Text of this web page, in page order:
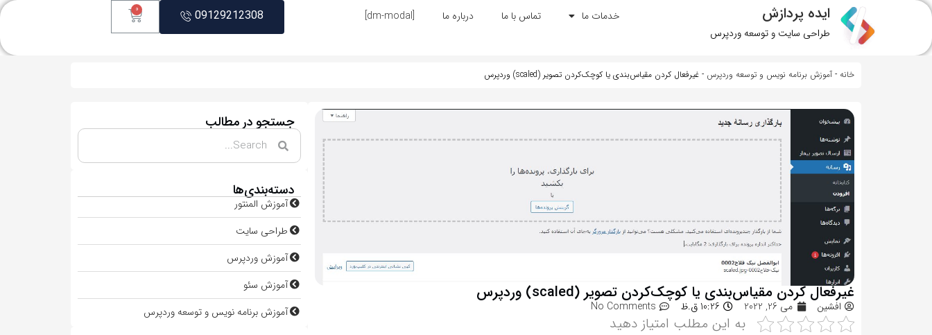
ایده پردازش
طراحی سایت و توسعه وردپرس
خدمات ما تماس با ما درباره ما [dm-modal]
09129212308
0
خانه - آموزش برنامه نویس و توسعه وردپرس - غیرفعال کردن مقیاس‌بندی یا کوچک‌کردن تصویر (scaled) وردپرس
غیرفعال کردن مقیاس‌بندی یا کوچک‌کردن تصویر (scaled) وردپرس
افشین می 26, 2022 10:26 ق.ظ No Comments
به این مطلب امتیاز دهید
جستجو در مطالب
دسته‌بندی‌ها
آموزش المنتور
طراحی سایت
آموزش وردپرس
آموزش سئو
آموزش برنامه نویس و توسعه وردپرس